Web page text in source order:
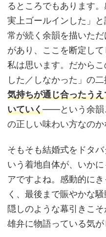
るところでもあります
実上ゴールインした」
常が続く余韻を描いた
があり、ここを断定し
私は思います。だから
した／しなかった」の二
気持ちが通じ合ったう
いていく——という余韻
の正しい味わい方なのか
そもそも結婚式をドタ
いう着地自体が、いか
アですよね。感動的に
く、最後まで賑やかな
隠しのような幕引きこ
雄弁に物語っている気が